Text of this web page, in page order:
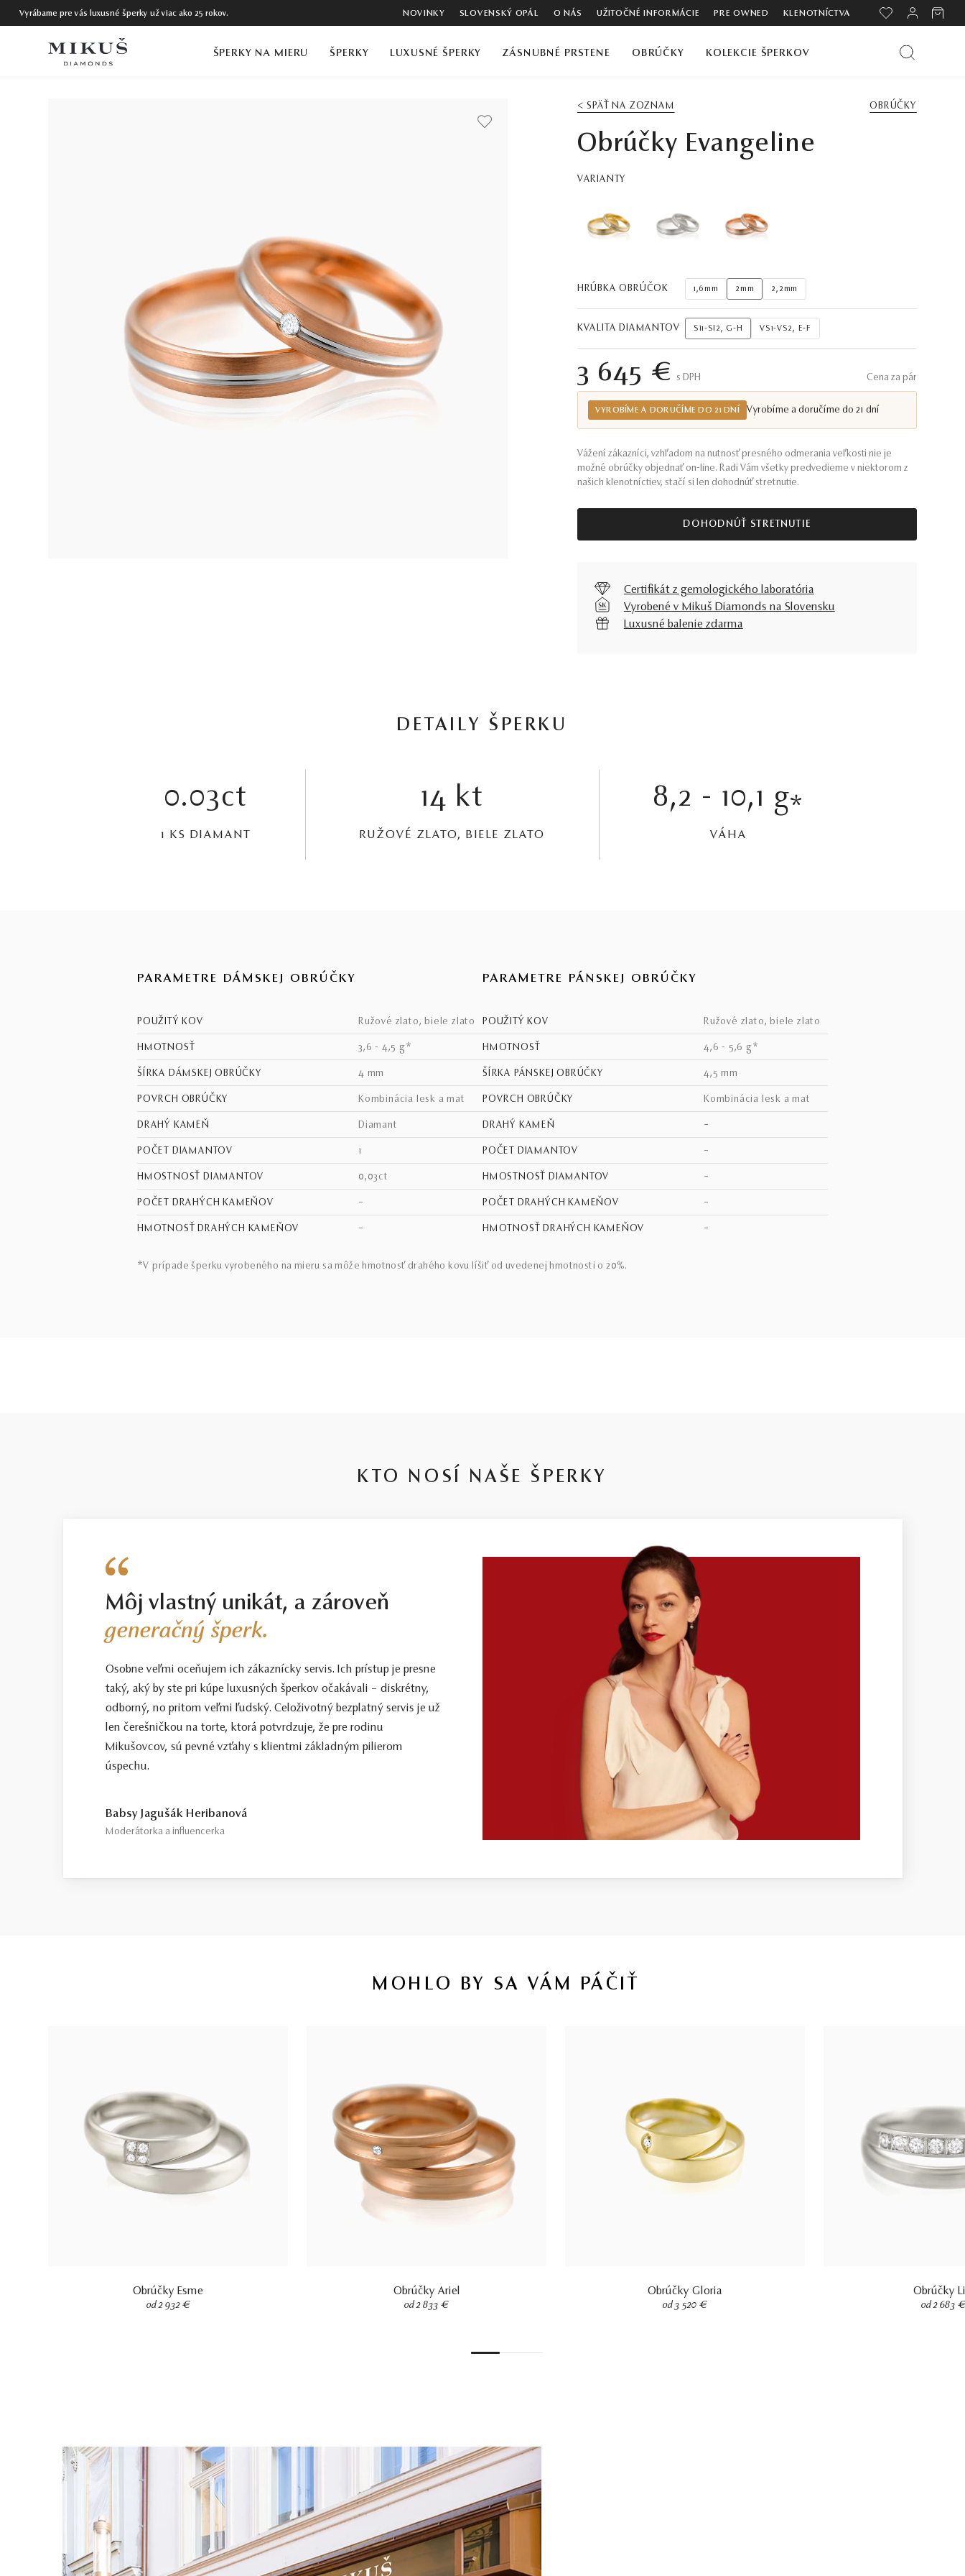
Vyrábame pre vás luxusné šperky už viac ako 25 rokov. NOVINKY SLOVENSKÝ OPÁL O NÁS UŽITOČNÉ INFORMÁCIE PRE OWNED KLENOTNÍCTVA
ŠPERKY NA MIERU ŠPERKY LUXUSNÉ ŠPERKY ZÁSNUBNÉ PRSTENE OBRÚČKY KOLEKCIE ŠPERKOV
< SPÄŤ NA ZOZNAM OBRÚČKY
Obrúčky Evangeline
VARIANTY
HRÚBKA OBRÚČOK 1,6mm 2mm 2,2mm
KVALITA DIAMANTOV Si1-SI2, G-H VS1-VS2, E-F
3 645 € S DPH Cena za pár
VYROBÍME A DORUČÍME DO 21 DNÍ Vyrobíme a doručíme do 21 dní
Vážení zákazníci, vzhľadom na nutnosť presného odmerania veľkosti nie je
možné obrúčky objednať on-line. Radi Vám všetky predvedieme v niektorom z
našich klenotníctiev, stačí si len dohodnúť stretnutie.
DOHODNÚŤ STRETNUTIE
Certifikát z gemologického laboratória
Vyrobené v Mikuš Diamonds na Slovensku
Luxusné balenie zdarma
DETAILY ŠPERKU
0.03ct
1 KS DIAMANT
14 kt
RUŽOVÉ ZLATO, BIELE ZLATO
8,2 - 10,1 g*
VÁHA
PARAMETRE DÁMSKEJ OBRÚČKY
POUŽITÝ KOV ružové zlato, biele zlato
HMOTNOSŤ 3,6 - 4,5 g*
ŠÍRKA DÁMSKEJ OBRÚČKY 4 mm
POVRCH OBRÚČKY kombinácia lesk a mat
DRAHÝ KAMEŇ diamant
POČET DIAMANTOV 1
HMOSTNOSŤ DIAMANTOV 0,03ct
POČET DRAHÝCH KAMEŇOV –
HMOTNOSŤ DRAHÝCH KAMEŇOV –
PARAMETRE PÁNSKEJ OBRÚČKY
POUŽITÝ KOV ružové zlato, biele zlato
HMOTNOSŤ 4,6 - 5,6 g*
ŠÍRKA PÁNSKEJ OBRÚČKY 4,5 mm
POVRCH OBRÚČKY kombinácia lesk a mat
DRAHÝ KAMEŇ –
POČET DIAMANTOV –
HMOSTNOSŤ DIAMANTOV –
POČET DRAHÝCH KAMEŇOV –
HMOTNOSŤ DRAHÝCH KAMEŇOV –
*V prípade šperku vyrobeného na mieru sa môže hmotnosť drahého kovu líšiť od uvedenej hmotnosti o 20%.
KTO NOSÍ NAŠE ŠPERKY
Môj vlastný unikát, a zároveň
generačný šperk.
Osobne veľmi oceňujem ich zákaznícky servis. Ich prístup je presne
taký, aký by ste pri kúpe luxusných šperkov očakávali – diskrétny,
odborný, no pritom veľmi ľudský. Celoživotný bezplatný servis je už
len čerešničkou na torte, ktorá potvrdzuje, že pre rodinu
Mikušovcov, sú pevné vzťahy s klientmi základným pilierom
úspechu.
Babsy Jagušák Heribanová
Moderátorka a influencerka
MOHLO BY SA VÁM PÁČIŤ
Obrúčky Esme
od 2 932 €
Obrúčky Ariel
od 2 833 €
Obrúčky Gloria
od 3 520 €
Obrúčky
od 2 683